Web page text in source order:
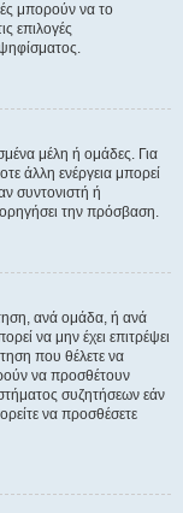
μπορούν να το
επιλογές
μέλη ή ομάδες. Για
άλλη ενέργεια μπορεί
συντονιστή ή
την πρόσβαση.
ανά ομάδα, ή ανά
να μην έχει επιτρέψει
που θέλετε να
να προσθέτουν
συζητήσεων εάν
να προσθέσετε